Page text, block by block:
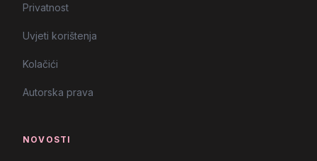
Privatnost
Uvjeti korištenja
Kolačići
Autorska prava
NOVOSTI